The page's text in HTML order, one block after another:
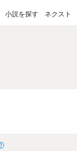
小説を探す ネクスト